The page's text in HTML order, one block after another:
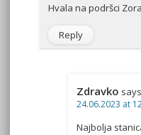
Hvala na podršci
Reply
Zdravko
24.06.2023 at
Najbolja